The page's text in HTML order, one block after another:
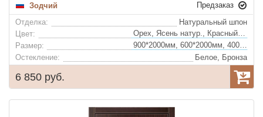
Зодчий
Предзаказ
Отделка:
Натуральный шпон
Цвет:
Орех, Ясень натур., Красный ясень, Сапели, Сапели не тонир.
Размер:
900*2000мм, 600*2000мм, 400*2000мм, 700*2000мм, 800*2000мм
Остекление:
Белое, Бронза
6 850 руб.